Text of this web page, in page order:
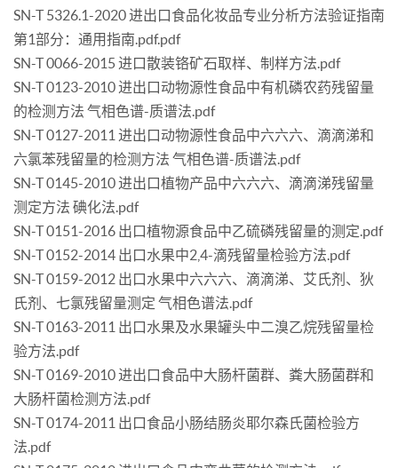
SN-T 5326.1-2020 进出口食品化妆品专业分析方法验证指南
第1部分：通用指南.pdf.pdf
SN-T 0066-2015 进口散装铬矿石取样、制样方法.pdf
SN-T 0123-2010 进出口动物源性食品中有机磷农药残留量
的检测方法 气相色谱-质谱法.pdf
SN-T 0127-2011 进出口动物源性食品中六六六、滴滴涕和
六氯苯残留量的检测方法 气相色谱-质谱法.pdf
SN-T 0145-2010 进出口植物产品中六六六、滴滴涕残留量
测定方法 碘化法.pdf
SN-T 0151-2016 出口植物源食品中乙硫磷残留量的测定.pdf
SN-T 0152-2014 出口水果中2,4-滴残留量检验方法.pdf
SN-T 0159-2012 出口水果中六六六、滴滴涕、艾氏剂、狄
氏剂、七氯残留量测定 气相色谱法.pdf
SN-T 0163-2011 出口水果及水果罐头中二溴乙烷残留量检
验方法.pdf
SN-T 0169-2010 进出口食品中大肠杆菌群、粪大肠菌群和
大肠杆菌检测方法.pdf
SN-T 0174-2011 出口食品小肠结肠炎耶尔森氏菌检验方
法.pdf